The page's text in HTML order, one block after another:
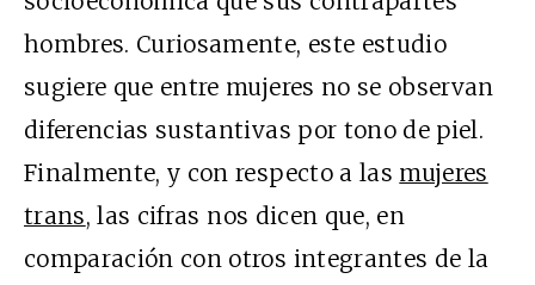
hombres. Curiosamente, este estudio
sugiere que entre mujeres no se observan
diferencias sustantivas por tono de piel.
Finalmente, y con respecto a las mujeres
trans, las cifras nos dicen que, en
comparación con otros integrantes de la